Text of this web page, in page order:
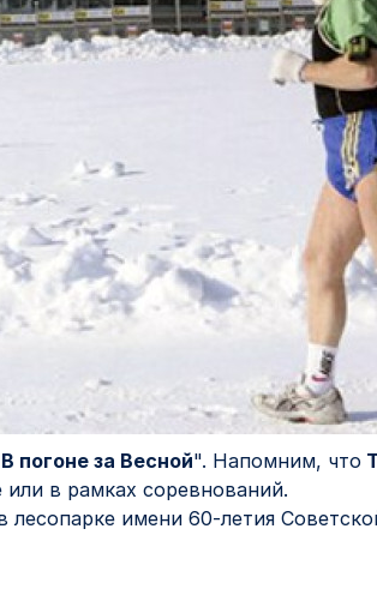
В погоне за Весной". Напомним, что
в рамках соревнований.
имени 60-летия